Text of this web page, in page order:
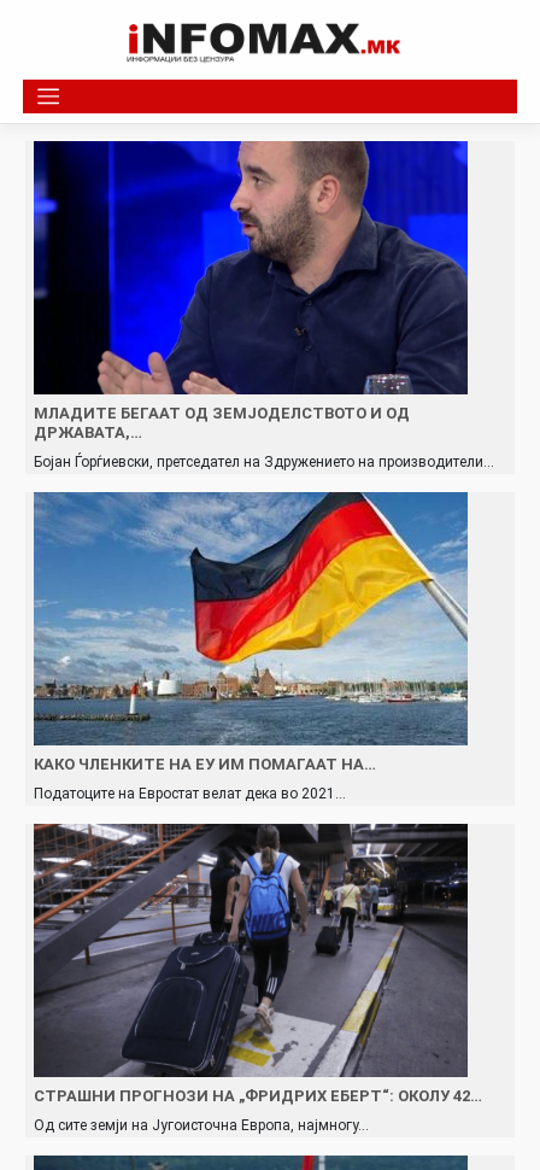
МЛАДИТЕ БЕГААТ ОД ЗЕМЈОДЕЛСТВОТО И ОД
ДРЖАВАТА,…
Бојан Ѓорѓиевски, претседател на Здружението на производители…
КАКО ЧЛЕНКИТЕ НА ЕУ ИМ ПОМАГААТ НА…
Податоците на Евростат велат дека во 2021…
СТРАШНИ ПРОГНОЗИ НА „ФРИДРИХ ЕБЕРТ“: ОКОЛУ 42…
Од сите земји на Југоисточна Европа, најмногу…